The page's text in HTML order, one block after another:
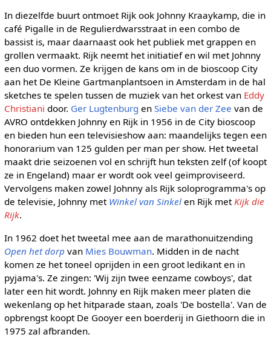
In diezelfde buurt ontmoet Rijk ook Johnny Kraaykamp, die in
café Pigalle in de Regulierdwarsstraat in een combo de
bassist is, maar daarnaast ook het publiek met grappen en
grollen vermaakt. Rijk neemt het initiatief en wil met Johnny
een duo vormen. Ze krijgen de kans om in de bioscoop City
aan het De Kleine Gartmanplantsoen in Amsterdam in de hal
sketches te spelen tussen de muziek van het orkest van Eddy
Christiani door. Ger Lugtenburg en Siebe van der Zee van de
AVRO ontdekken Johnny en Rijk in 1956 in de City bioscoop
en bieden hun een televisieshow aan: maandelijks tegen een
honorarium van 125 gulden per man per show. Het tweetal
maakt drie seizoenen vol en schrijft hun teksten zelf (of koopt
ze in Engeland) maar er wordt ook veel geïmproviseerd.
Vervolgens maken zowel Johnny als Rijk soloprogramma's op
de televisie, Johnny met Winkel van Sinkelen Rijk metKijk die
Rijk.
In 1962 doet het tweetal mee aan de marathonuitzending
Open het dorp van Mies Bouwman. Midden in de nacht
komen ze het toneel oprijden in een groot ledikant en in
pyjama's. Ze zingen: 'Wij zijn twee eenzame cowboys', dat
later een hit wordt. Johnny en Rijk maken meer platen die
wekenlang op het hitparade staan, zoals 'De bostella'. Van de
opbrengst koopt De Gooyer een boerderij in Giethoorn die in
1975 zal afbranden.